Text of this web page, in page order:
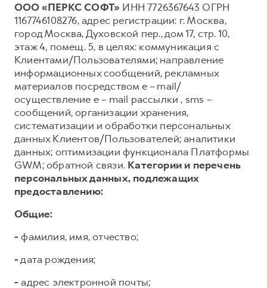
ООО «ПЕРКС СОФТ» ИНН 7726367643 ОГРН
1167746108276, адрес регистрации: г. Москва,
город Москва, Духовской пер., дом 17, стр. 10,
этаж 4, помещ. 5, в целях: коммуникация с
Клиентами/Пользователями; направление
информационных сообщений, рекламных
материалов посредством e – mail/
осуществление e – mail рассылки , sms –
сообщений, организации хранения,
систематизации и обработки персональных
данных Клиентов/Пользователей; аналитики
данных; оптимизации функционала Платформы
GWM; обратной связи. Категории и перечень
персональных данных, подлежащих
предоставлению:
Общие:
- фамилия, имя, отчество;
-дата рождения;
- адрес электронной почты;